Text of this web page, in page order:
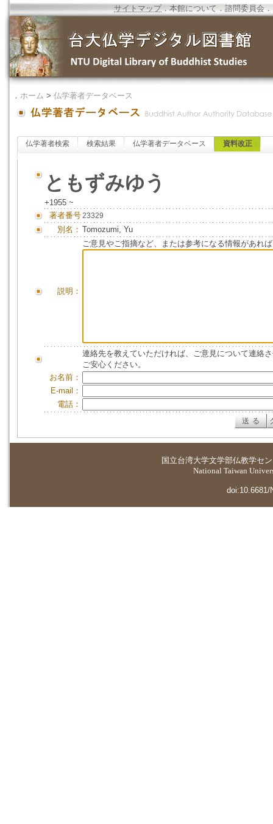
サイトマップ．本館について ．諮問委員会 ．
． ホーム > 仏学著者データベース
仏学著者検索 検索結果 仏学著者データベース 資料改正
ともずみゆう
+1955 ~
著者番号23329
別名： Tomozumi, Yu
説明：
ご意見やご指摘など、または参考になる情報があれ
連絡先を教えていただければ、ご意見について連絡
ご安心ください。
お名前：
E-mail：
電話：
国立台湾大学文学部仏教学セ
National Taiwan
doi:10.6681/